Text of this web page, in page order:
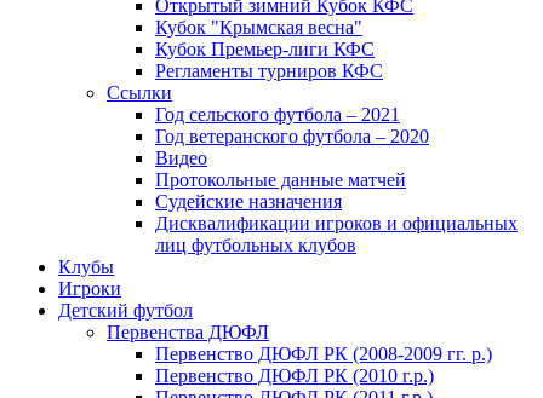
Открытый зимний Кубок КФС
Кубок "Крымская весна"
Кубок Премьер-лиги КФС
Регламенты турниров КФС
Ссылки
Год сельского футбола – 2021
Год ветеранского футбола – 2020
Видео
Протокольные данные матчей
Судейские назначения
Дисквалификации игроков и официальных
лиц футбольных клубов
Клубы
Игроки
Детский футбол
Первенства ДЮФЛ
Первенство ДЮФЛ РК (2008-2009 гг. р.)
Первенство ДЮФЛ РК (2010 г.р.)